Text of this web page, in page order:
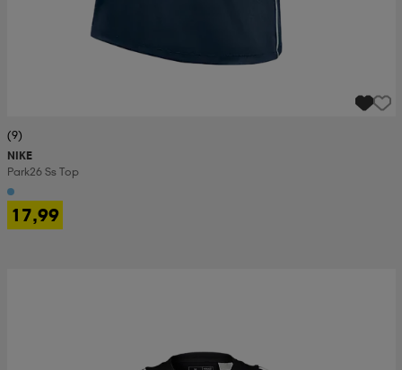
(9)
NIKE
Park26 Ss Top
17,99